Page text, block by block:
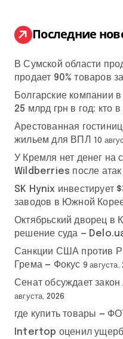
:
Последние
В Сумской области
продает 90% товаров
Болгарские компании
25 млрд грн в год: кто
Арестованная
жильем для ВПЛ
10
У Кремля нет денег на
Wildberries после атак
SK Hynix инвестирует
заводов в Южной
Октябрьский дворец в
решение суда —
Санкции США против
Грема — Фокус 9 августа,
Сенат обсуждает
августа, 2026
где купить товары —
Intertop оценил ущерб